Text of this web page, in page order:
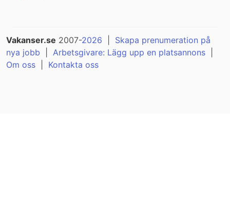
Vakanser.se 2007-2026
Skapa prenumeration på
nya jobb
Arbetsgivare: Lägg upp en platsannons
Om oss
Kontakta oss